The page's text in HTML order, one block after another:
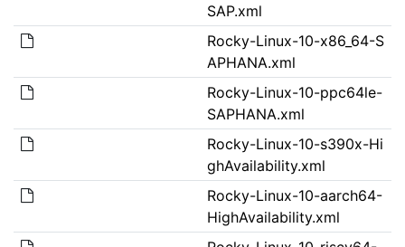
SAP.xml
Rocky-Linux-10-x86_64-S
APHANA.xml
Rocky-Linux-10-ppc64le-
SAPHANA.xml
Rocky-Linux-10-s390x-Hi
ghAvailability.xml
Rocky-Linux-10-aarch64-
HighAvailability.xml